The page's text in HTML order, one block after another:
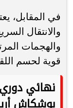
في المقابل،
والانتقال
والهجمات
قوية لحسم
نهائي